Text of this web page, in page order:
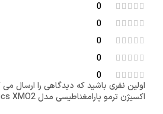
0
0
0
0
0
اولین نفری باشید که دیدگاهی را ارسال می
اکسیژن ترمو پارامغناطیسی مدل Panametrics XMO2”